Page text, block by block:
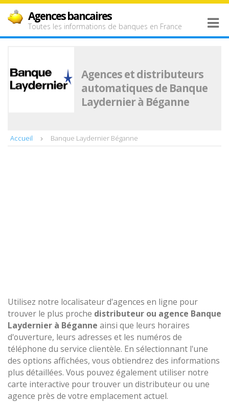
Agences bancaires
Toutes les informations de banques en France
Agences et distributeurs
automatiques de Banque
Laydernier à Béganne
Accueil Banque Laydernier Béganne
Utilisez notre localisateur d'agences en ligne pour
trouver le plus proche distributeur ou agence Banque
Laydernier à Béganne ainsi que leurs horaires
d'ouverture, leurs adresses et les numéros de
téléphone du service clientèle. En sélectionnant l'une
des options affichées, vous obtiendrez des informations
plus détaillées. Vous pouvez également utiliser notre
carte interactive pour trouver un distributeur ou une
agence près de votre emplacement actuel.